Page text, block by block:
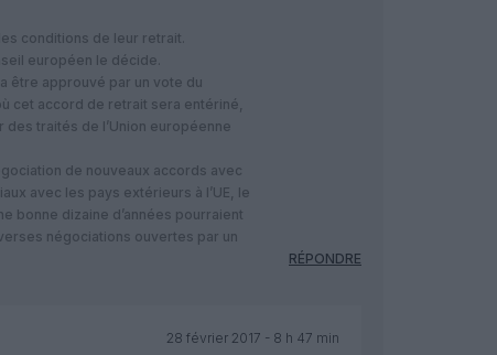
conditions de leur retrait.
européen le décide.
être approuvé par un vote du
cet accord de retrait sera entériné,
traités de l’Union européenne
de nouveaux accords avec
avec les pays extérieurs à l’UE, le
bonne dizaine d’années pourraient
négociations ouvertes par un
RÉPONDRE
28 février 2017 - 8 h 47 min